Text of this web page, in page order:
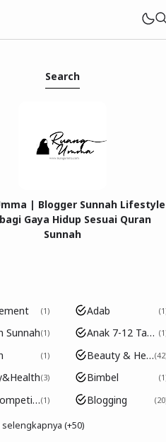
Search
| Blogger Sunnah Lifestyle
Gaya Hidup Sesuai Quran
Sunnah
1 Adab 1
Sunnah 1 Anak 7-12 Tahun 1
1 Beauty & Health 42
3 Bimbel 1
Blog Competition 1 Blogging 20
(+50)